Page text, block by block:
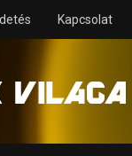
Kapcsolat